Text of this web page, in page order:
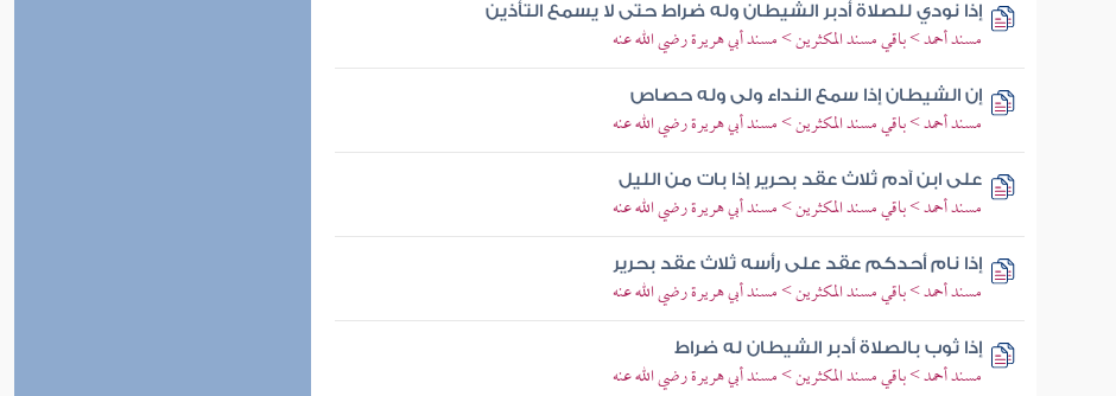
إذا نودي للصلاة أدبر الشيطان وله ضراط حتى لا يسمع التأذين
مسند أحمد > باقي مسند المكثرين > مسند أبي هريرة رضي الله عنه
إن الشيطان إذا سمع النداء ولى وله حصاص
مسند أحمد > باقي مسند المكثرين > مسند أبي هريرة رضي الله عنه
على ابن آدم ثلاث عقد بحرير إذا بات من الليل
مسند أحمد > باقي مسند المكثرين > مسند أبي هريرة رضي الله عنه
إذا نام أحدكم عقد على رأسه ثلاث عقد بحرير
مسند أحمد > باقي مسند المكثرين > مسند أبي هريرة رضي الله عنه
إذا ثوب بالصلاة أدبر الشيطان له ضراط
مسند أحمد > باقي مسند المكثرين > مسند أبي هريرة رضي الله عنه